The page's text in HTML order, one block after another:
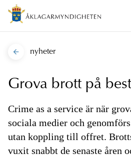
nyheter
Grova brott på
Crime as a service är när
sociala medier och
utan koppling till offret.
vuxit snabbt de senaste åren